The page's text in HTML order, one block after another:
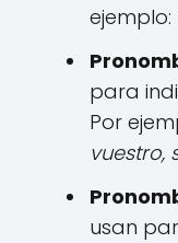
ejemplo:
para
Por
vuestro,
usan